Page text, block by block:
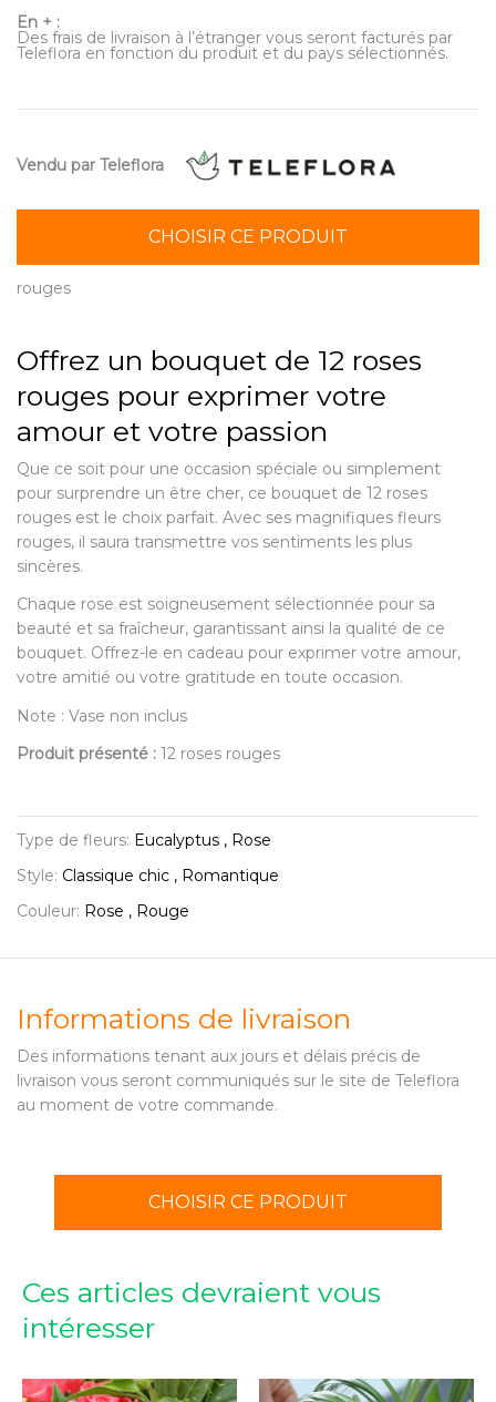
En + :
Des frais de livraison à l’étranger vous seront facturés par
Teleflora en fonction du produit et du pays sélectionnés.
Vendu par Teleflora
CHOISIR CE PRODUIT
rouges
Offrez un bouquet de 12 roses
rouges pour exprimer votre
amour et votre passion
Que ce soit pour une occasion spéciale ou simplement
pour surprendre un être cher, ce bouquet de 12 roses
rouges est le choix parfait. Avec ses magnifiques fleurs
rouges, il saura transmettre vos sentiments les plus
sincères.
Chaque rose est soigneusement sélectionnée pour sa
beauté et sa fraîcheur, garantissant ainsi la qualité de ce
bouquet. Offrez-le en cadeau pour exprimer votre amour,
votre amitié ou votre gratitude en toute occasion.
Note : Vase non inclus
Produit présenté : 12 roses rouges
Type de fleurs: Eucalyptus , Rose
Style: Classique chic , Romantique
Couleur: Rose , Rouge
Informations de livraison
Des informations tenant aux jours et délais précis de
livraison vous seront communiqués sur le site de Teleflora
au moment de votre commande.
CHOISIR CE PRODUIT
Ces articles devraient vous
intéresser